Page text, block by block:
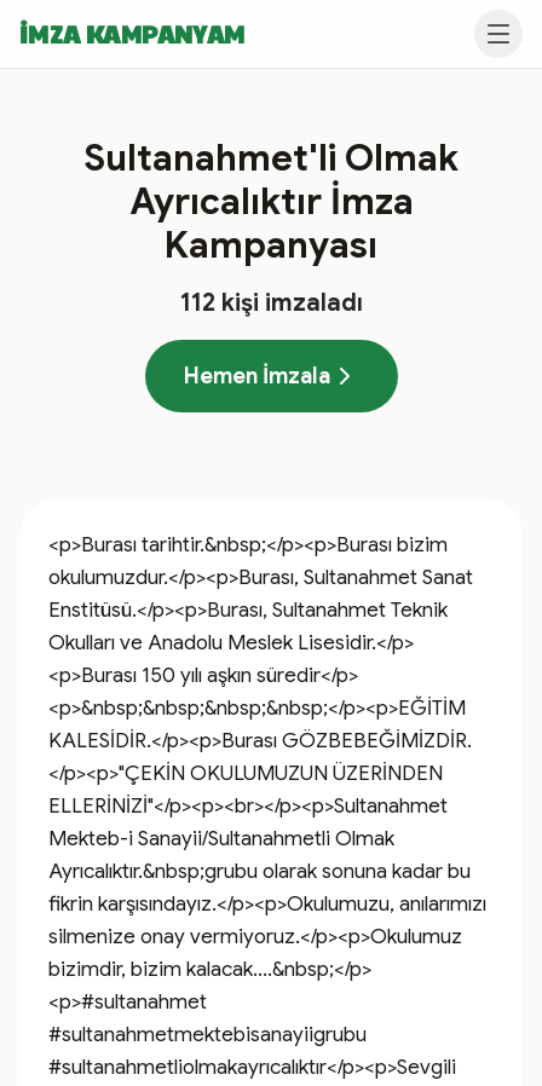
İMZA KAMPANYAM
Sultanahmet'li Olmak
Ayrıcalıktır İmza
Kampanyası
112 kişi imzaladı
Hemen İmzala
<p>Burası tarihtir.&nbsp;</p><p>Burası bizim
okulumuzdur.</p><p>Burası, Sultanahmet Sanat
Enstitüsü.</p><p>Burası, Sultanahmet Teknik
Okulları ve Anadolu Meslek Lisesidir.</p>
<p>Burası 150 yılı aşkın süredir</p>
<p>&nbsp;&nbsp;&nbsp;&nbsp;</p><p>EĞİTİM
KALESİDİR.</p><p>Burası GÖZBEBEĞİMİZDİR.
</p><p>"ÇEKİN OKULUMUZUN ÜZERİNDEN
ELLERİNİZİ"</p><p><br></p><p>Sultanahmet
Mekteb-i Sanayii/Sultanahmetli Olmak
Ayrıcalıktır.&nbsp;grubu olarak sonuna kadar bu
fikrin karşısındayız.</p><p>Okulumuzu, anılarımızı
silmenize onay vermiyoruz.</p><p>Okulumuz
bizimdir, bizim kalacak....&nbsp;</p>
<p>#sultanahmet
#sultanahmetmektebisanayiigrubu
#sultanahmetliolmakayrıcalıktır</p><p>Sevgili